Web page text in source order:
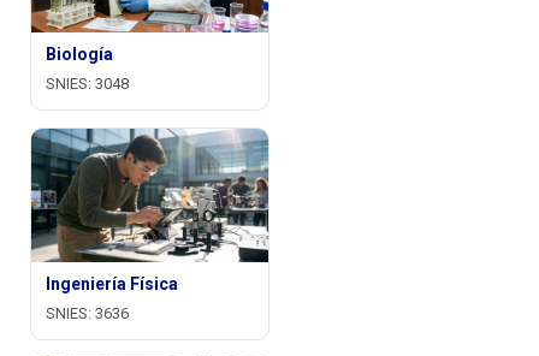
Biología
SNIES: 3048
Ingeniería Física
SNIES: 3636